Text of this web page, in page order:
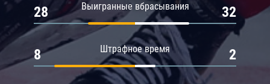
Выигранные вбрасывания
28 32
Штрафное время
8 2